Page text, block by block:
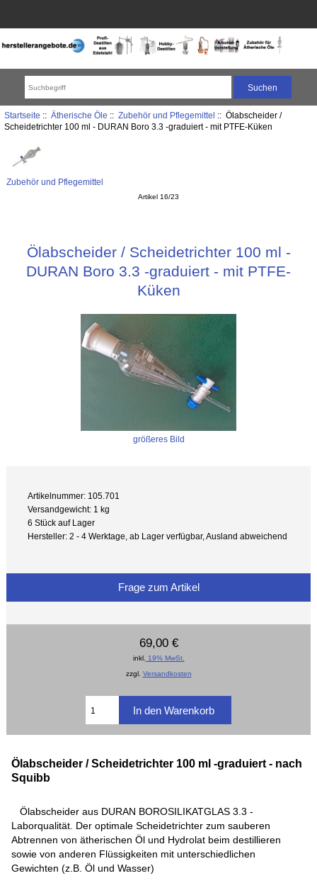
Startseite :: Ätherische Öle :: Zubehör und Pflegemittel :: Ölabscheider /
Scheidetrichter 100 ml - DURAN Boro 3.3 -graduiert - mit PTFE-Küken
Zubehör und Pflegemittel
Artikel 16/23
Ölabscheider / Scheidetrichter 100 ml -
DURAN Boro 3.3 -graduiert - mit PTFE-
Küken
größeres Bild
Artikelnummer: 105.701
Versandgewicht: 1 kg
6 Stück auf Lager
Hersteller: 2 - 4 Werktage, ab Lager verfügbar, Ausland abweichend
Frage zum Artikel
69,00 €
inkl. 19% MwSt.
zzgl. Versandkosten
Ölabscheider / Scheidetrichter 100 ml -graduiert - nach
Squibb
Ölabscheider aus DURAN BOROSILIKATGLAS 3.3 -
Laborqualität. Der optimale Scheidetrichter zum sauberen
Abtrennen von ätherischen Öl und Hydrolat beim destillieren
sowie von anderen Flüssigkeiten mit unterschiedlichen
Gewichten (z.B. Öl und Wasser)